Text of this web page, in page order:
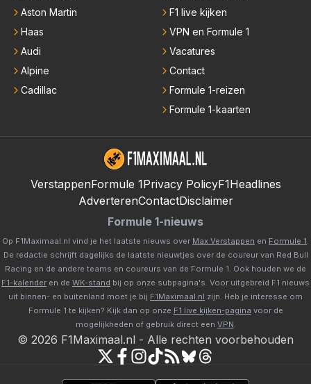
Aston Martin
Haas
Audi
Alpine
Cadillac
F1 live kijken
VPN en Formule 1
Vacatures
Contact
Formule 1-reizen
Formule 1-kaarten
VerstappenFormule 1Privacy PolicyF1Headlines
AdverterenContactDisclaimer
Formule 1-nieuws
Op F1Maximaal.nl vind je het laatste nieuws over Max Verstappen en Formule 1
De redactie schrijft dagelijks de laatste nieuwtjes over de coureur van Red Bull
Racing en de andere teams en coureurs van de Formule 1. Ook houden we de
F1-kalender en de WK-stand bij op onze subpagina's. Voor uitgebreid F1 nieuws
uit binnen- en buitenland moet je bij F1Maximaal.nl zijn. Heb je interesse om
Formule 1 te kijken? Kijk dan op onze F1 live kijken-pagina voor de
mogelijkheden of gebruik direct een VPN
© 2026 F1Maximaal.nl - Alle rechten voorbehouden